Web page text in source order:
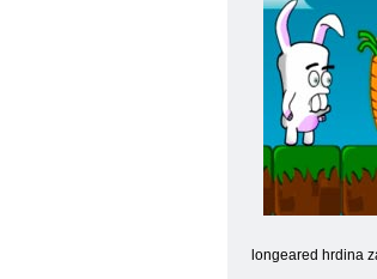
longeared hrdina